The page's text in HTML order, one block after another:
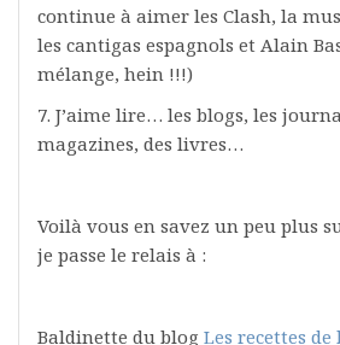
continue à aimer les Clash, la
les cantigas espagnols et Alain
mélange, hein !!!)
7. J’aime lire… les blogs, les
magazines, des livres…
Voilà vous en savez un peu plus
je passe le relais à :
Baldinette du blog Les recettes